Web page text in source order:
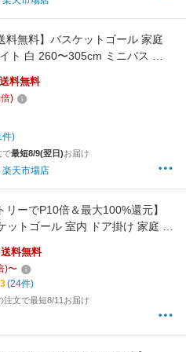
料無料】バスケットゴール 家庭
ト 白 260〜305cm ミニバス 一
練習 自宅 庭 駐車場 ガレージ 屋
れ アスレチック 大型 公園 バスケ
保証 ★着後レビューでオリガミ
レゼント★
送料無料
倍)
件)
で最短8/9(翌日)お届け
楽天市場店
リーでP10倍＆最大100%還元】
ットゴール 室内 ドア掛け 家庭 子
ート練習 ミニバスケットボード
ル3個付き 空気入れセット (選べ
送料無料
)〜
(24件)
注文で最短8/11お届け